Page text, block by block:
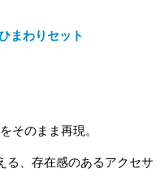
わりセット
そのまま再現。
る、存在感のあるアクセサ